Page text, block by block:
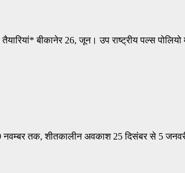
बीकानेर 26, जून। उप राष्ट्रीय पल्स
नवम्बर तक, शीतकालीन अवकाश 25 दिसंबर से 5